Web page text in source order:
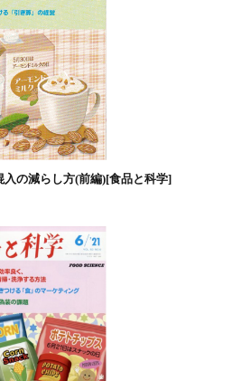
の減らし方(前編)[食品と科学]